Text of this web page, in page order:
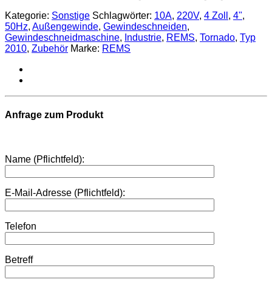
Kategorie: Sonstige Schlagwörter: 10A, 220V, 4 Zoll , 4",
50Hz, Außengewinde, Gewindeschneiden,
Gewindeschneidmaschine, Industrie, REMS, Tornado, Typ
2010, Zubehör Marke: REMS
Anfrage zum Produkt
Name (Pflichtfeld):
E-Mail-Adresse (Pflichtfeld):
Telefon
Betreff